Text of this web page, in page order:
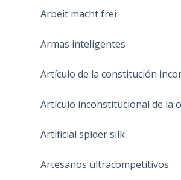
Arbeit macht frei
Armas inteligentes
Artículo de la constitución
Artículo inconstitucional de la
Artificial spider silk
Artesanos ultracompetitivos